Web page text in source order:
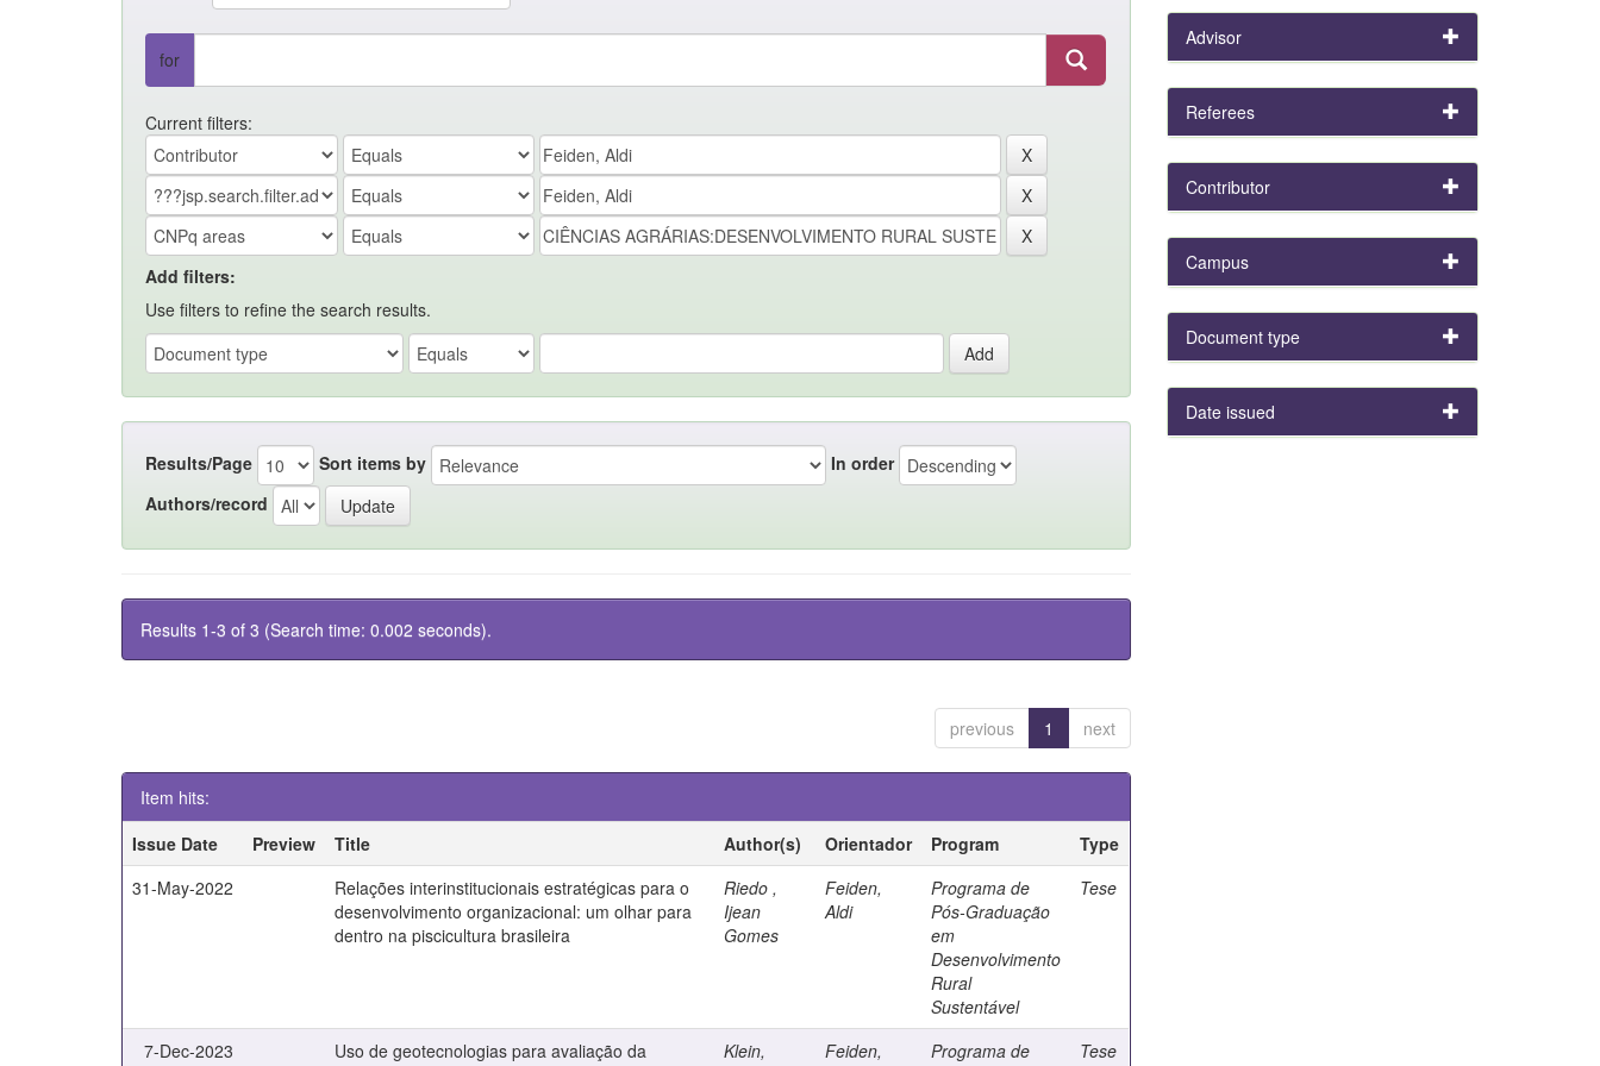
for
Current filters:
Add filters:
Use filters to refine the search results.
Results/Page Sort items by
In order
Authors/record
Results 1-3 of 3 (Search time: 0.002 seconds).
previous 1 next
Item hits:
Issue Date
Preview Title Author(s) Orientador Program
Type
31-May-2022
Relações interinstitucionais estratégicas para o
desenvolvimento organizacional: um olhar para
dentro na piscicultura brasileira
Riedo ,
Ijean
Gomes
Feiden,
Aldi
Programa de
Pós-Graduação
em
Desenvolvimento
Rural
Sustentável
Tese
7-Dec-2023
Uso de geotecnologias para avaliação da
Klein,
Feiden,
Programa de
Tese
Advisor
Referees
Contributor
Campus
Document type
Date issued